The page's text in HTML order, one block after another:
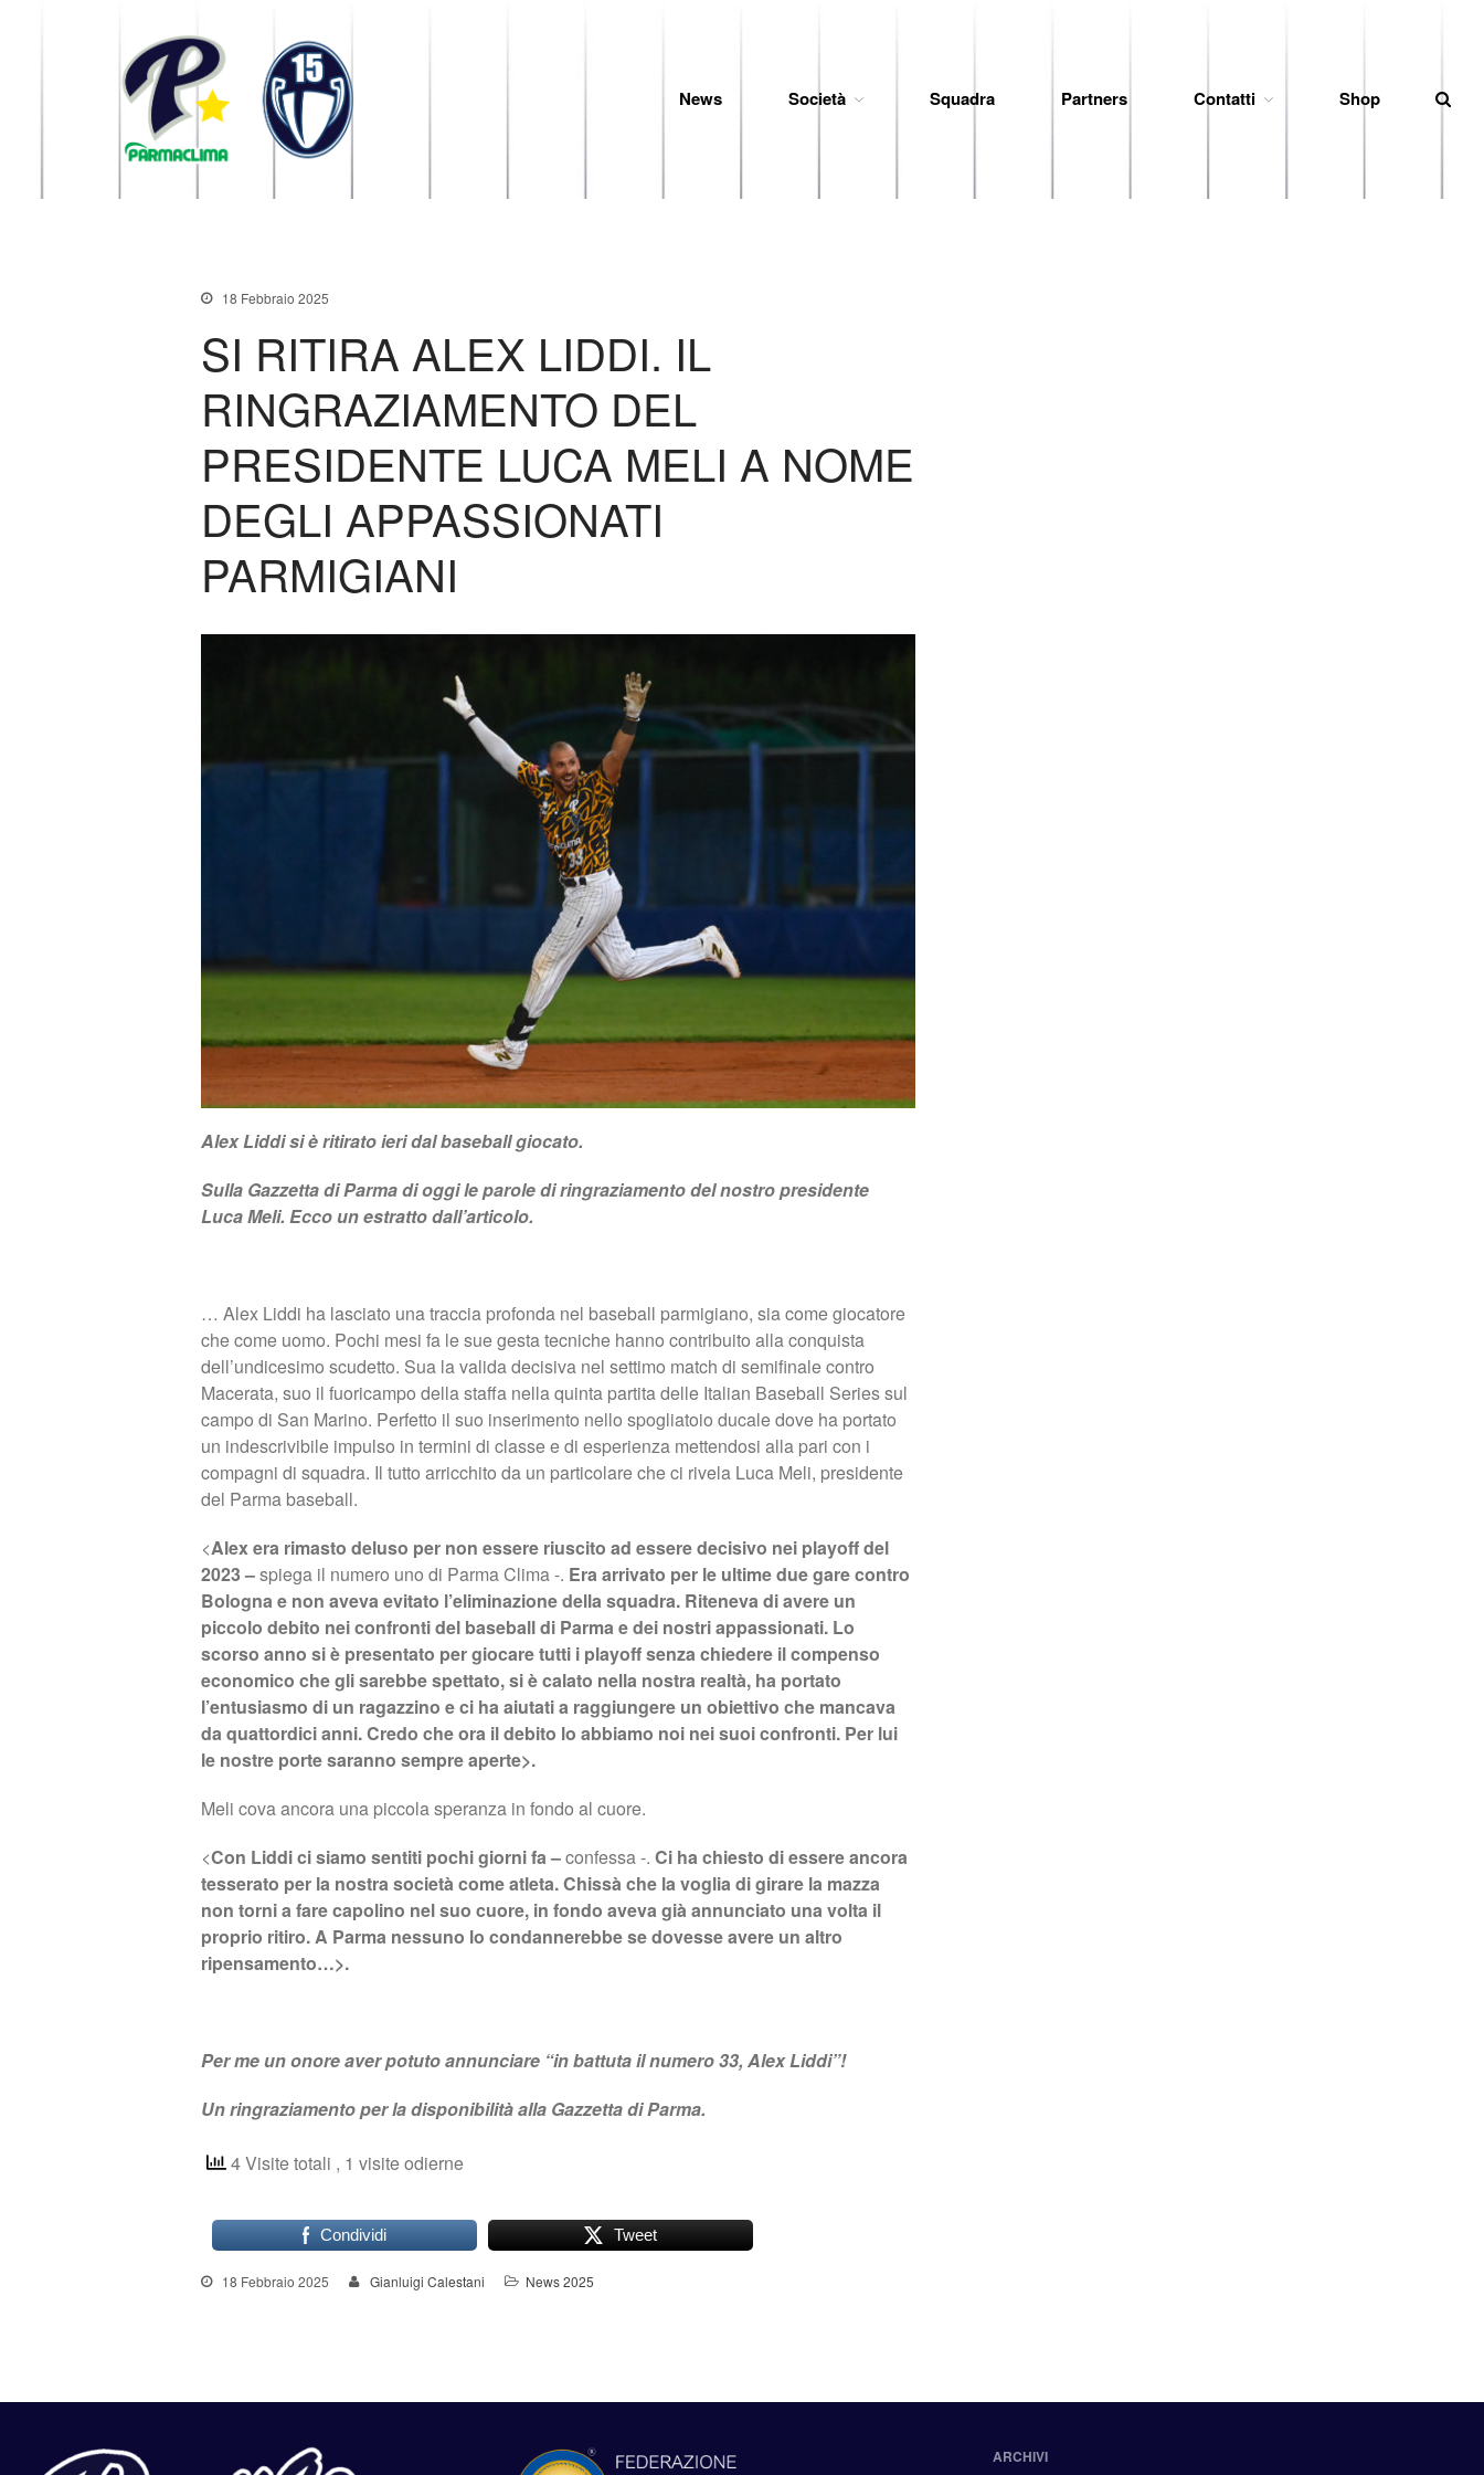
News Società Squadra Partners Contatti Shop
18 Febbraio 2025
SI RITIRA ALEX LIDDI. IL
RINGRAZIAMENTO DEL
PRESIDENTE LUCA MELI A NOME
DEGLI APPASSIONATI
PARMIGIANI
Alex Liddi si è ritirato ieri dal baseball giocato.
Sulla Gazzetta di Parma di oggi le parole di ringraziamento del nostro presidente
Luca Meli. Ecco un estratto dall’articolo.
… Alex Liddi ha lasciato una traccia profonda nel baseball parmigiano, sia come giocatore
che come uomo. Pochi mesi fa le sue gesta tecniche hanno contribuito alla conquista
dell’undicesimo scudetto. Sua la valida decisiva nel settimo match di semifinale contro
Macerata, suo il fuoricampo della staffa nella quinta partita delle Italian Baseball Series sul
campo di San Marino. Perfetto il suo inserimento nello spogliatoio ducale dove ha portato
un indescrivibile impulso in termini di classe e di esperienza mettendosi alla pari con i
compagni di squadra. Il tutto arricchito da un particolare che ci rivela Luca Meli, presidente
del Parma baseball.
<Alex era rimasto deluso per non essere riuscito ad essere decisivo nei playoff del
2023 –spiega il numero uno di Parma Clima -. Era arrivato per le ultime due gare contro
Bologna e non aveva evitato l’eliminazione della squadra. Riteneva di avere un
piccolo debito nei confronti del baseball di Parma e dei nostri appassionati. Lo
scorso anno si è presentato per giocare tutti i playoff senza chiedere il compenso
economico che gli sarebbe spettato, si è calato nella nostra realtà, ha portato
l’entusiasmo di un ragazzino e ci ha aiutati a raggiungere un obiettivo che mancava
da quattordici anni. Credo che ora il debito lo abbiamo noi nei suoi confronti. Per lui
le nostre porte saranno sempre aperte>.
Meli cova ancora una piccola speranza in fondo al cuore.
<Con Liddi ci siamo sentiti pochi giorni fa –confessa -. Ci ha chiesto di essere ancora
tesserato per la nostra società come atleta. Chissà che la voglia di girare la mazza
non torni a fare capolino nel suo cuore, in fondo aveva già annunciato una volta il
proprio ritiro. A Parma nessuno lo condannerebbe se dovesse avere un altro
ripensamento…>.
Per me un onore aver potuto annunciare “in battuta il numero 33, Alex Liddi”!
Un ringraziamento per la disponibilità alla Gazzetta di Parma.
4 Visite totali , 1 visite odierne
Condividi Tweet
18 Febbraio 2025 Gianluigi Calestani News 2025
ARCHIVI